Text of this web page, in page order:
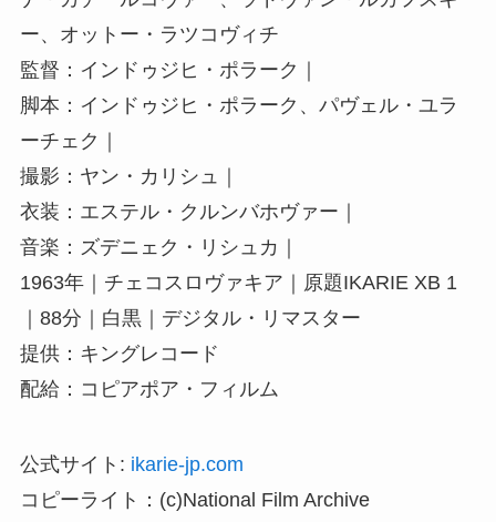
ー、オットー・ラツコヴィチ
監督：インドゥジヒ・ポラーク｜
脚本：インドゥジヒ・ポラーク、パヴェル・ユラ
ーチェク｜
撮影：ヤン・カリシュ｜
衣装：エステル・クルンバホヴァー｜
音楽：ズデニェク・リシュカ｜
1963年｜チェコスロヴァキア｜原題IKARIE XB 1
｜88分｜白黒｜デジタル・リマスター
提供：キングレコード
配給：コピアポア・フィルム
公式サイト: ikarie-jp.com
コピーライト：(c)National Film Archive